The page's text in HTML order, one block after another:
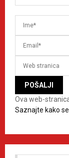
Ova web-
Saznajte kako